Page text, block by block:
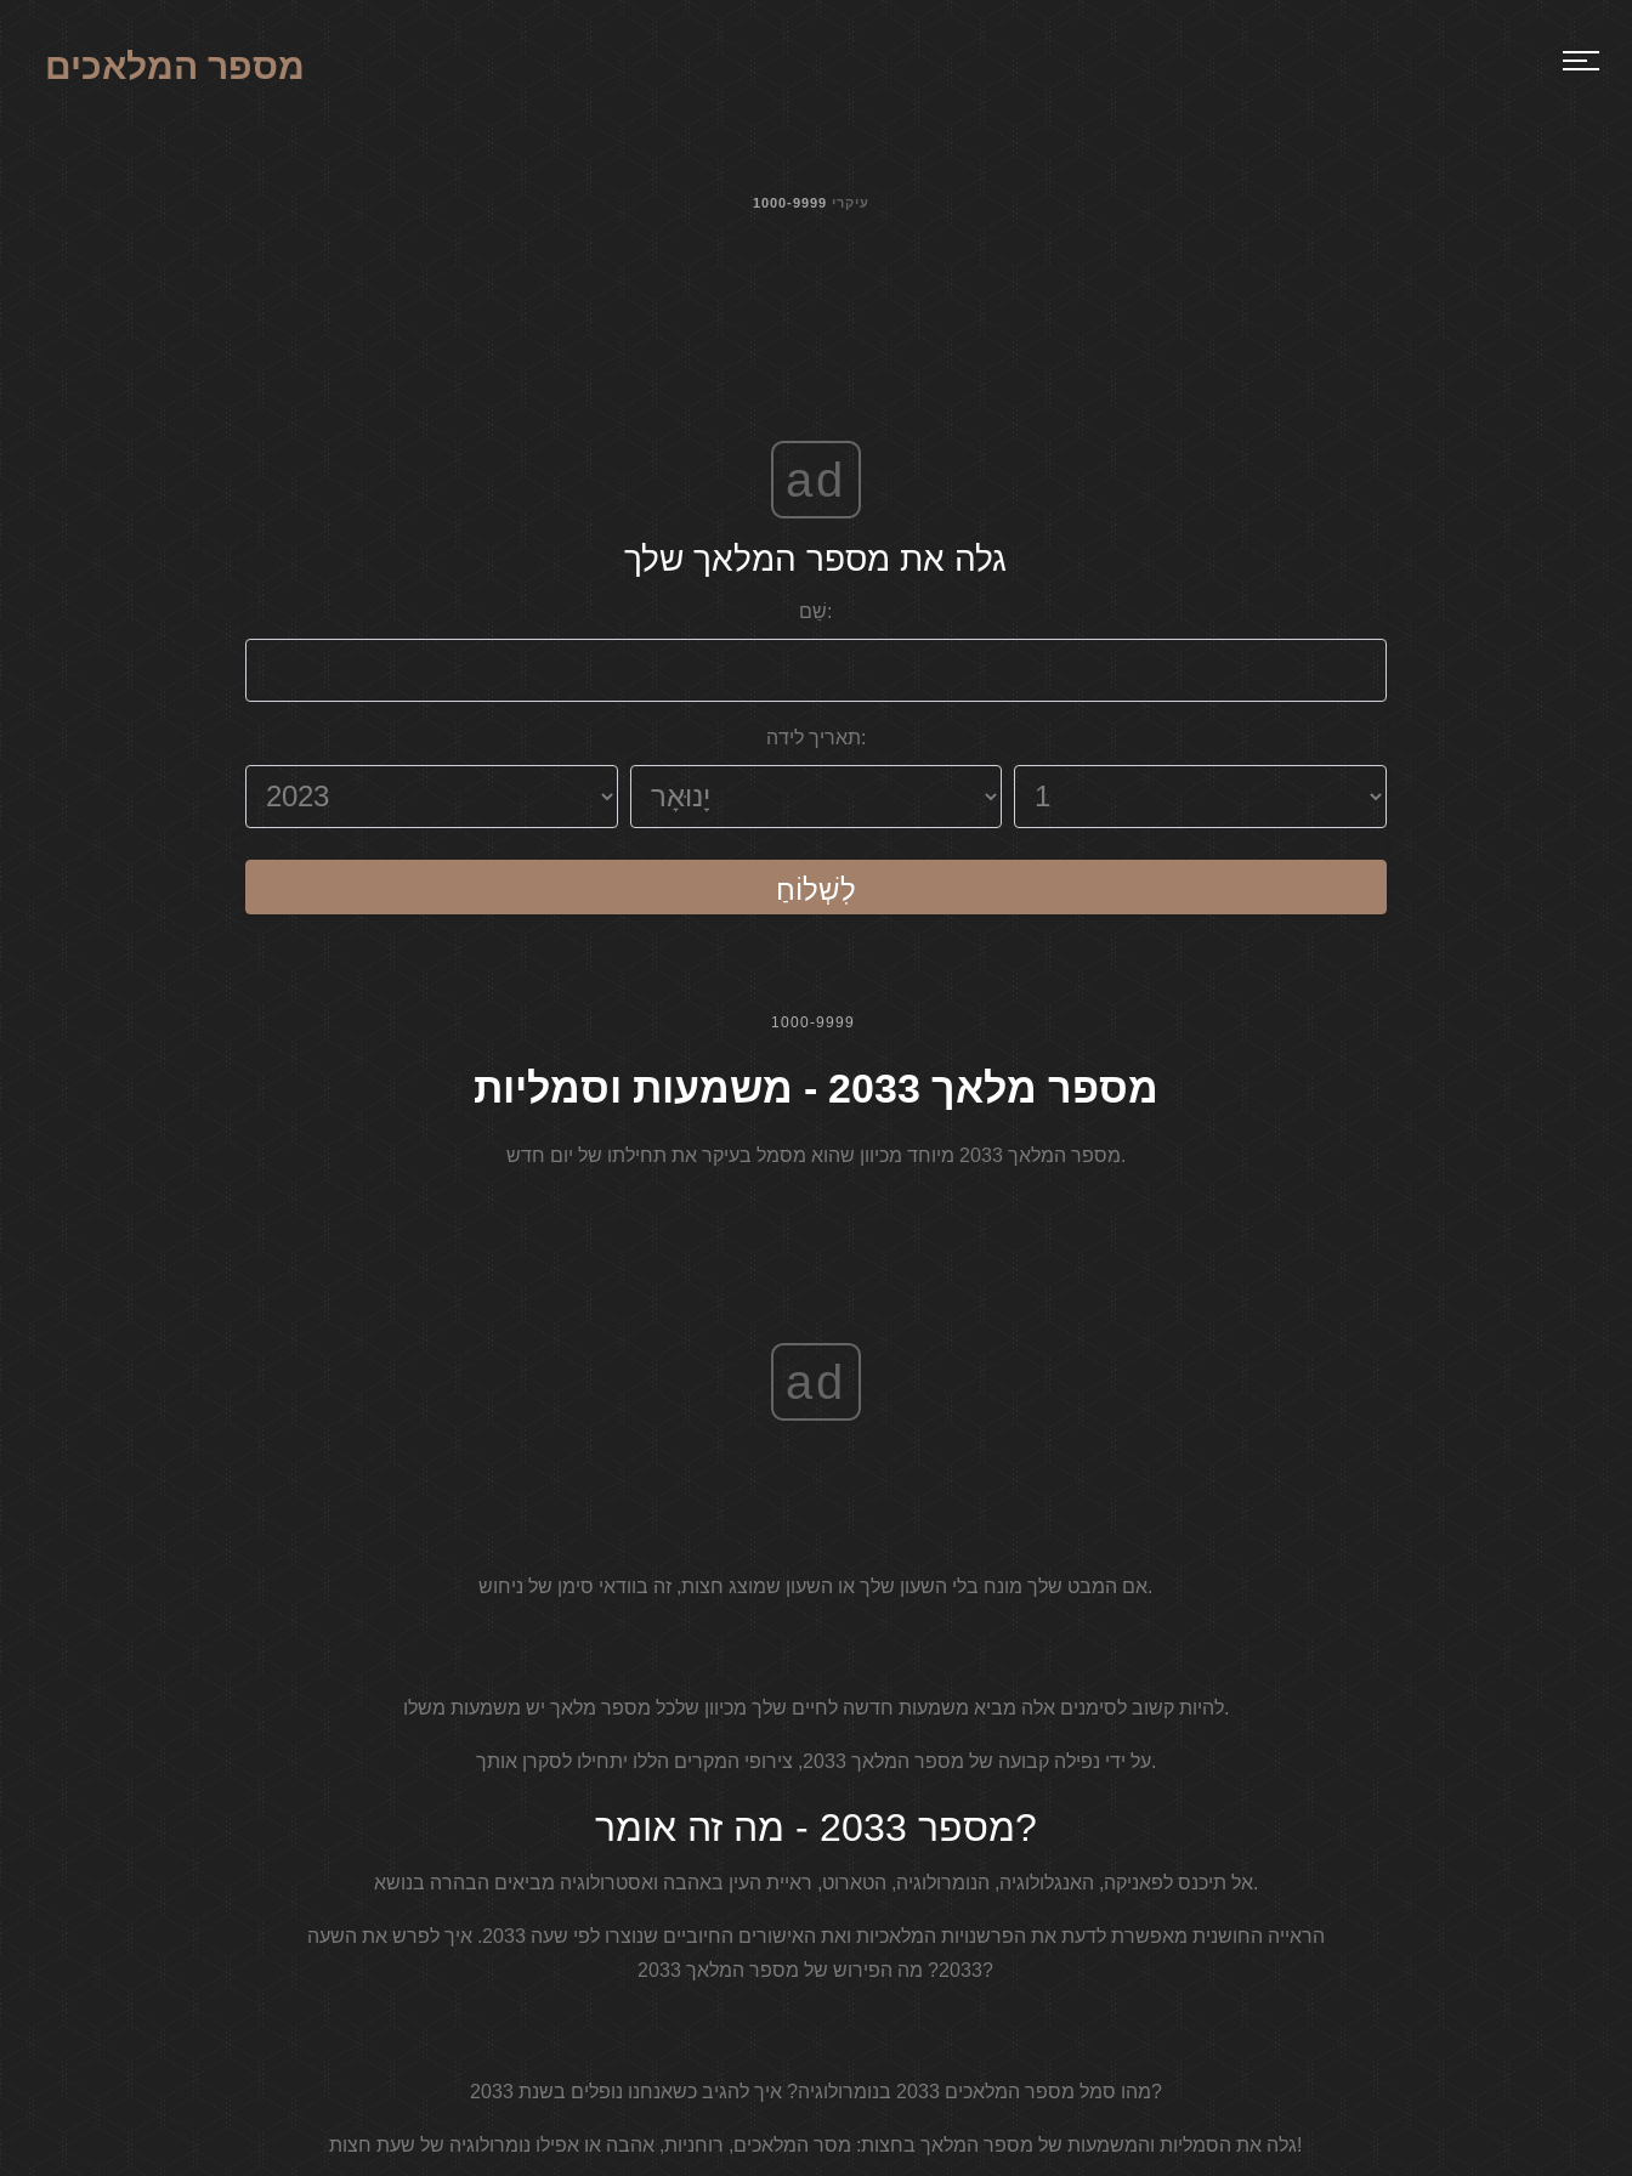
מספר המלאכים
עיקרי 1000-9999
ad
גלה את מספר המלאך שלך
שֵׁם:
תאריך לידה:
לִשְׁלוֹחַ
1000-9999
מספר מלאך 2033 - משמעות וסמליות
מספר המלאך 2033 מיוחד מכיוון שהוא מסמל בעיקר את תחילתו של יום חדש.
ad
אם המבט שלך מונח בלי השעון שלך או השעון שמוצג חצות, זה בוודאי סימן של ניחוש.
להיות קשוב לסימנים אלה מביא משמעות חדשה לחיים שלך מכיוון שלכל מספר מלאך יש משמעות משלו.
על ידי נפילה קבועה של מספר המלאך 2033, צירופי המקרים הללו יתחילו לסקרן אותך.
מספר 2033 - מה זה אומר?
אל תיכנס לפאניקה, האנגלולוגיה, הנומרולוגיה, הטארוט, ראיית העין באהבה ואסטרולוגיה מביאים הבהרה בנושא.
הראייה החושנית מאפשרת לדעת את הפרשנויות המלאכיות ואת האישורים החיוביים שנוצרו לפי שעה 2033. איך לפרש את השעה
2033? מה הפירוש של מספר המלאך 2033?
מהו סמל מספר המלאכים 2033 בנומרולוגיה? איך להגיב כשאנחנו נופלים בשנת 2033?
גלה את הסמליות והמשמעות של מספר המלאך בחצות: מסר המלאכים, רוחניות, אהבה או אפילו נומרולוגיה של שעת חצות!